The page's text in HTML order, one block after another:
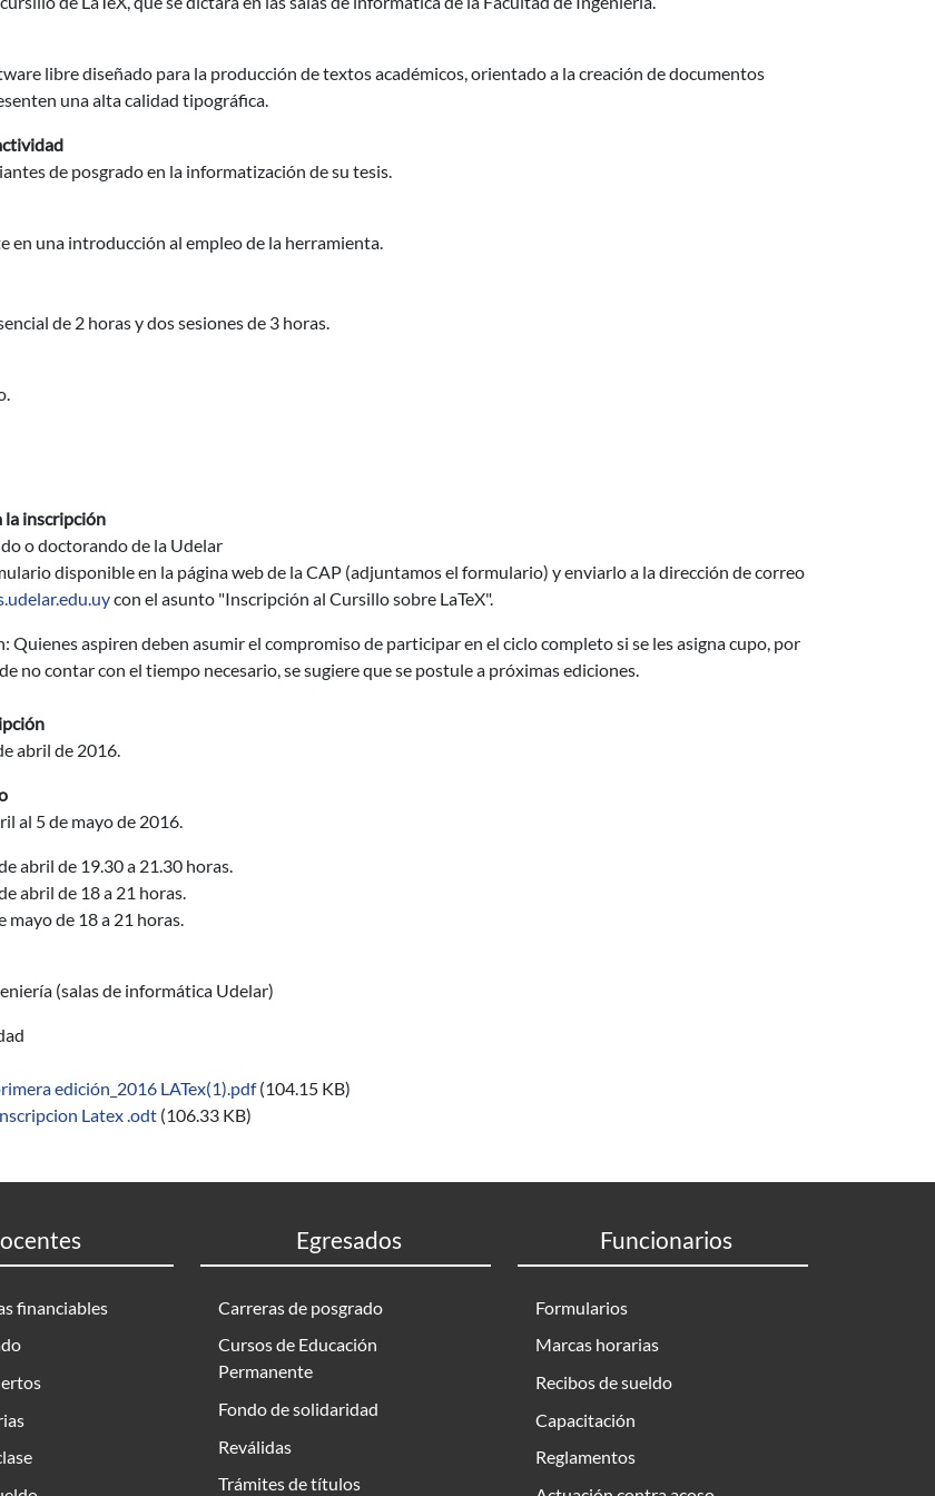
libre diseñado para la producción de textos académicos, orientado a la creación de documentos
una alta calidad tipográfica.
de posgrado en la informatización de su tesis.
en una introducción al empleo de la herramienta.
de 2 horas y dos sesiones de 3 horas.
la inscripción
o doctorando de la Udelar
disponible en la página web de la CAP (adjuntamos el formulario) y enviarlo a la dirección de correo
con el asunto "Inscripción al Cursillo sobre LaTeX".
Quienes aspiren deben asumir el compromiso de participar en el ciclo completo si se les asigna cupo, por
no contar con el tiempo necesario, se sugiere que se postule a próximas ediciones.
abril de 2016.
al 5 de mayo de 2016.
abril de 19.30 a 21.30 horas.
abril de 18 a 21 horas.
mayo de 18 a 21 horas.
(salas de informática Udelar)
edición_2016 LATex(1).pdf (104.15 KB)
Latex .odt (106.33 KB)
financiables
Egresados
Carreras de posgrado
Cursos de Educación
Permanente
Fondo de solidaridad
Reválidas
Trámites de títulos
Funcionarios
Formularios
Marcas horarias
Recibos de sueldo
Capacitación
Reglamentos